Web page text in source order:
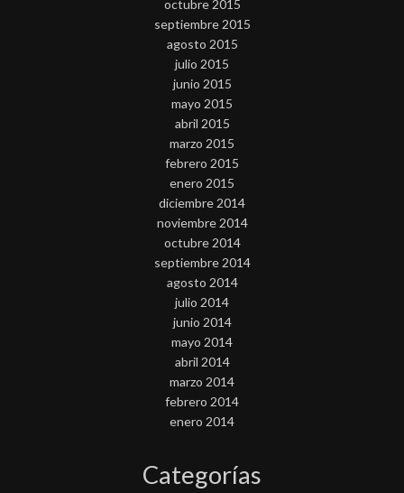
octubre 2015
septiembre 2015
agosto 2015
julio 2015
junio 2015
mayo 2015
abril 2015
marzo 2015
febrero 2015
enero 2015
diciembre 2014
noviembre 2014
octubre 2014
septiembre 2014
agosto 2014
julio 2014
junio 2014
mayo 2014
abril 2014
marzo 2014
febrero 2014
enero 2014
Categorías